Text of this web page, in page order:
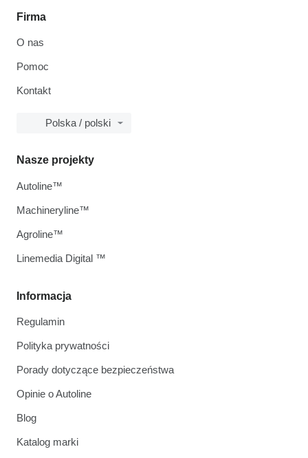
Firma
O nas
Pomoc
Kontakt
Polska / polski
Informacja
Regulamin
Polityka prywatności
Porady dotyczące bezpieczeństwa
Opinie o Autoline
Blog
Katalog marki
Nasze projekty
Autoline™
Machineryline™
Agroline™
Linemedia Digital ™